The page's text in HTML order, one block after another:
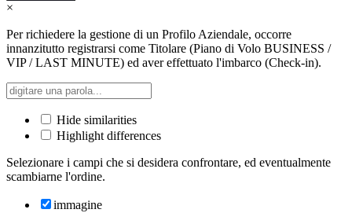
×
Per richiedere la gestione di un Profilo Aziendale, occorre
innanzitutto registrarsi come Titolare (Piano di Volo BUSINESS /
VIP / LAST MINUTE) ed aver effettuato l'imbarco (Check-in).
Hide similarities
Highlight differences
Selezionare i campi che si desidera confrontare, ed eventualmente
scambiarne l'ordine.
immagine